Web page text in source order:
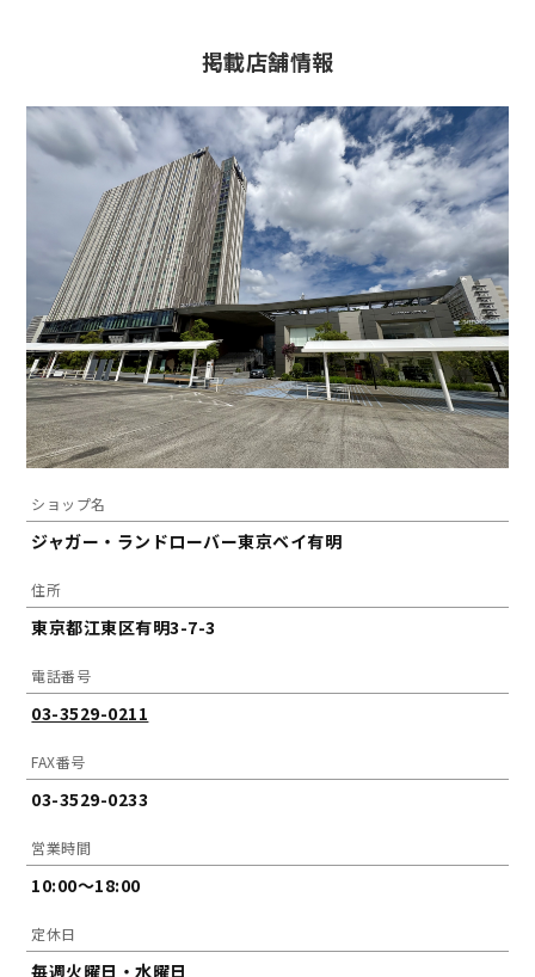
掲載店舗情報
ショップ名
ジャガー・ランドローバー東京ベイ有明
住所
東京都江東区有明3-7-3
電話番号
03-3529-0211
FAX番号
03-3529-0233
営業時間
10:00～18:00
定休日
毎週火曜日・水曜日